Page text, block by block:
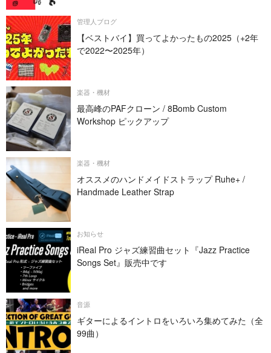
管理人ブログ
【ベストバイ】買ってよかったもの2025（+2年
で2022〜2025年）
楽器・機材
最高峰のPAFクローン / 8Bomb Custom
Workshop ピックアップ
楽器・機材
オススメのハンドメイドストラップ Ruhe+ /
Handmade Leather Strap
お知らせ
iReal Pro ジャズ練習曲セット『Jazz Practice
Songs Set』販売中です
音源
ギターによるイントロをいろいろ集めてみた（全
99曲）